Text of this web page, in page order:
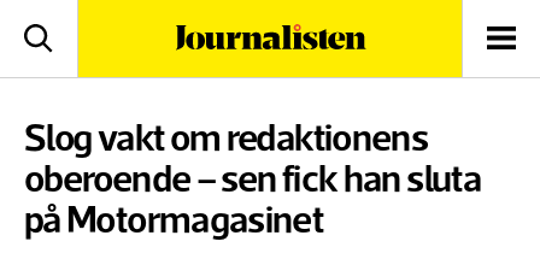
Sök
Slog vakt om redaktionens
oberoende – sen fick han sluta
på Motormagasinet